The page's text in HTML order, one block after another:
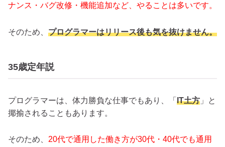
ナンス・バグ改修・機能追加など、やることは多いです。
そのため、 プログラマーはリリース後も気を抜けません。
35歳定年説
プログラマーは、体力勝負な仕事でもあり、「 IT土方 」と
揶揄されることもあります。
そのため、 20代で通用した働き方が30代・40代でも通用